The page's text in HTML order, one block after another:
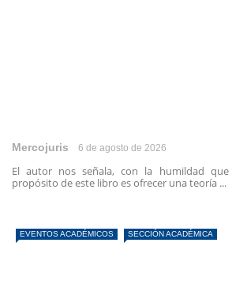
Mercojuris 6 de agosto de 2026
El autor nos señala, con la humildad
propósito de este libro es ofrecer una teoría ...
EVENTOS ACADÉMICOS SECCIÓN ACADÉMICA